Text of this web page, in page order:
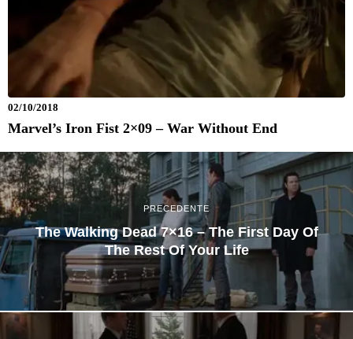
02/10/2018
Marvel’s Iron Fist 2×09 – War Without End
PRECEDENTE
The Walking Dead 7×16 – The First Day Of
The Rest Of Your Life